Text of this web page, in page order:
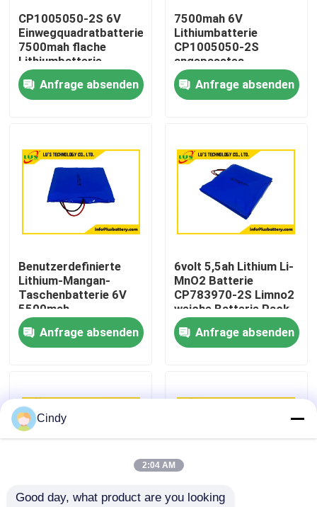
Haus
Über uns
Fabrik-Ausflug
Qualitätskontrolle
Treten Sie mit uns in Verbindung
Fälle
Lithium-Mangan-Dioxid-Batterie
CP1005050-2S 6V
Einwegquadratbatterie
7500mah flache
Lithiumbatterie
Anpassung
Anfrage absenden
7500mah 6V
Lithiumbatterie
CP1005050-2S
angepasstes
Lithiumbatteriepaket
Anfrage absenden
Benutzerdefinierte
Lithium-Mangan-
Taschenbatterie 6V
5500mah
Dünnzellbatterie
CP783970-2S
Batterie
Anfrage absenden
6volt 5,5ah Lithium Li-
MnO2 Batterie
CP783970-2S Limno2
weiche Batterie Pack
OEM-Fabrik
Anfrage absenden
Cindy
2:04 AM
Good day, what product are you looking